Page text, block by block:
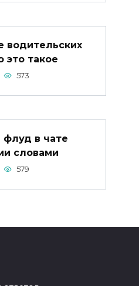
водительских
это такое
573
флуд в чате
словами
579